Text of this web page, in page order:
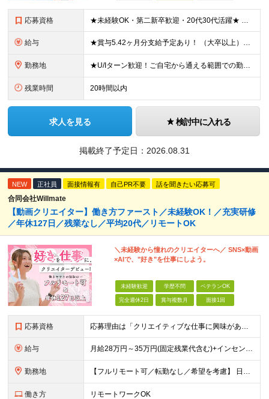
応募資格 ★未経験OK・第二新卒歓迎・20代30代活躍★ ☆高卒以上 ☆社会人経験（就労経験）がある方 業界・ポジション・年数は不問です！ 「誰もが知る大手企業で働きたい」 「1人より、チームで仕事がした
給与 ★賞与5.42ヶ月分支給予定あり！ （大卒以上）月給24万1,692円～39万5,780円＋各種手当＋賞与2回 （高卒以上）月給22万2,662円～39万5,780円＋各種手当＋賞与2回 ※上記は2
勤務地 ★U/Iターン歓迎！ご自宅から通える範囲での勤務となります ★JR西日本本社（大阪市北区）または、当社事業エリア内（北陸から北九州まで）の各支社で勤務 ※関西に本社あり※ 〈近畿エリア〉 三重県（
残業時間 20時間以内
求人を見る 検討中に入れる
掲載終了予定日： 2026.08.31
NEW 正社員 面接情報有 自己PR不要 話を聞きたい応募可
合同会社Willmate
【動画クリエイター】働き方ファースト／未経験OK！／充実研修
／年休127日／残業なし／平均20代／リモートOK
＼未経験から憧れのクリエイターへ／ SNS×動画
×AIで、"好き"を仕事にしよう。
未経験歓迎 学歴不問 ベテランOK
完全週休2日 賞与複数月 面接1回
応募資格 応募理由は「クリエイティブな仕事に興味がある」でOK！ #学歴不問 #未経験OK ★1つでも当てはまれば、マッチング率高め★ □ SNSやYouTubeに興味がある方 □ アイデアを考えることが好き
給与 月給28万円～35万円(固定残業代含む)+インセンティブ＋各種手当 ※経験・能力等を考慮の上、決定します。 ※残業はほとんどありませんが、発生した場合は時間外手当を100％支給します。 【固定残業
勤務地 【フルリモート可／転勤なし／希望を考慮】 日本47都道府県、どこでも就業可能！ （東京・神奈川・埼玉・千葉・北海道・宮城・愛知・大阪・福岡・新潟など 各拠点近郊のプロジェクト先） 【Point】
働き方 リモートワークOK